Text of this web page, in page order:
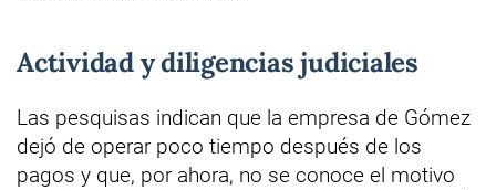
Actividad y diligencias judiciales
Las pesquisas indican que la empresa de Gómez
dejó de operar poco tiempo después de los
pagos y que, por ahora, no se conoce el motivo